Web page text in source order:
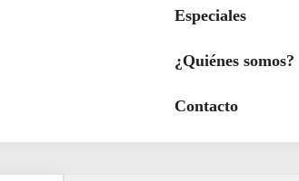
Especiales
¿Quiénes somos?
Contacto